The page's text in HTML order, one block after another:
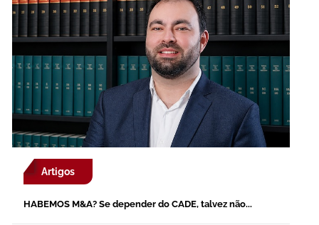
Artigos
HABEMOS M&A? Se depender do CADE, talvez não...